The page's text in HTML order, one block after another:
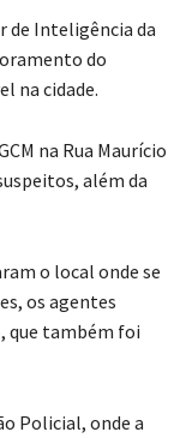
de Inteligência da
do
na cidade.
na Rua Maurício
além da
o local onde se
os agentes
que também foi
Policial, onde a